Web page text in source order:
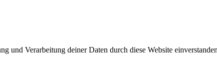
und Verarbeitung deiner Daten durch diese Website